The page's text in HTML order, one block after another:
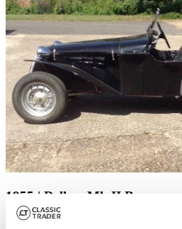
1955 | Dellow Mk II B
Dellow MkIIb Supoercharged Trials Car